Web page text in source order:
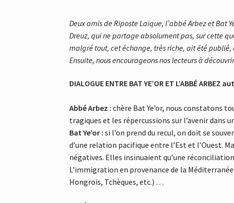
Deux amis de Riposte Laïque, l’abbé Arbez et Bat
Dreuz, qui ne partage absolument pas, sur cette
malgré tout, cet échange, très riche, ait été
Ensuite, nous encourageons nos lecteurs à
DIALOGUE ENTRE BAT YE’OR ET L’ABBÉ
Abbé Arbez : chère Bat Ye’or, nous constatons
tragiques et les répercussions sur l’avenir dans
Bat Ye’or : si l’on prend du recul, on doit se
d’une relation pacifique entre l’Est et l’Ouest.
négatives. Elles insinuaient qu’une
L’immigration en provenance de la
Hongrois, Tchèques, etc.) …